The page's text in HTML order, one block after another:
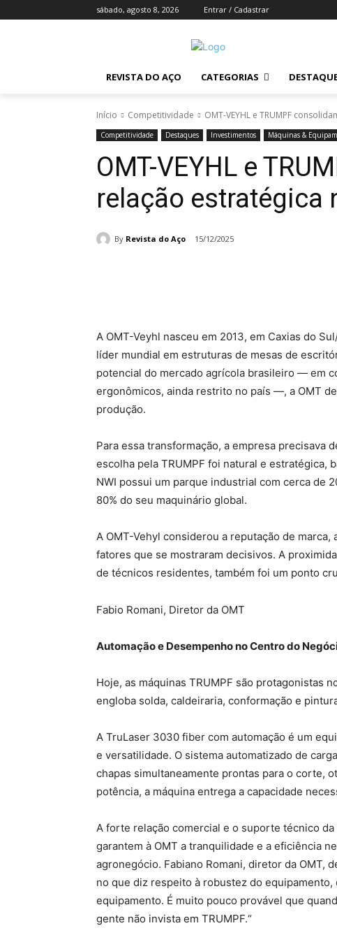
sábado, agosto 8, 2026 Entrar / Cadastrar
REVISTA DO AÇO CATEGORIAS
Início Competitividade OMT-VEYHL e TRUMPF
Competitividade Destaques Investimentos Máquinas &
OMT-VEYHL e
relação estratégica
By Revista do Aço 15/12/2025
A OMT-Veyhl nasceu em 2013, em Caxias do
líder mundial em estruturas de mesas de
potencial do mercado agrícola brasileiro — em
ergonômicos, ainda restrito no país —, a OMT
produção.
Para essa transformação, a empresa precisava
escolha pela TRUMPF foi natural e estratégica,
NWI possui um parque industrial com cerca de
80% do seu maquinário global.
A OMT-Vehyl considerou a reputação de
fatores que se mostraram decisivos. A
de técnicos residentes, também foi um ponto
Fabio Romani, Diretor da OMT
Automação e Desempenho no Centro do
Hoje, as máquinas TRUMPF são protagonistas
engloba solda, caldeiraria, conformação e
A TruLaser 3030 fiber com automação é um
e versatilidade. O sistema automatizado de
chapas simultaneamente prontas para o corte,
potência, a máquina entrega a capacidade
A forte relação comercial e o suporte técnico
garantem à OMT a tranquilidade e a eficiência
agronegócio. Fabiano Romani, diretor da OMT,
no que diz respeito à robustez do
equipamento. É muito pouco provável que
gente não invista em TRUMPF.“